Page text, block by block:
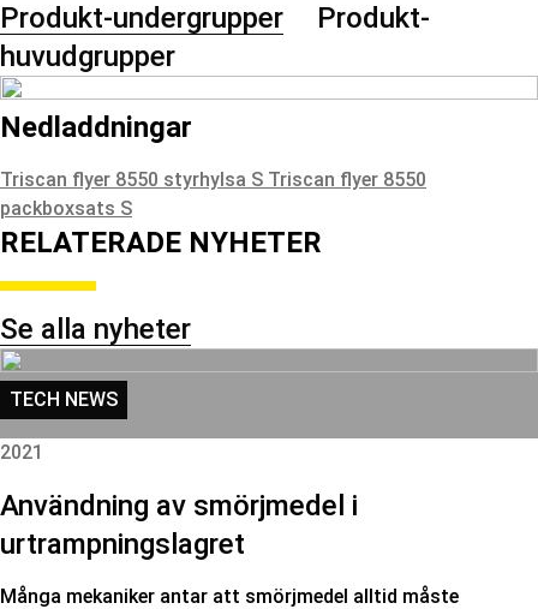
Produkt-undergrupper
Produkt-
huvudgrupper
Nedladdningar
Triscan flyer 8550 styrhylsa S Triscan flyer 8550
packboxsats S
RELATERADE NYHETER
Se alla nyheter
TECH NEWS
2021
Användning av smörjmedel i
urtrampningslagret
Många mekaniker antar att smörjmedel alltid måste